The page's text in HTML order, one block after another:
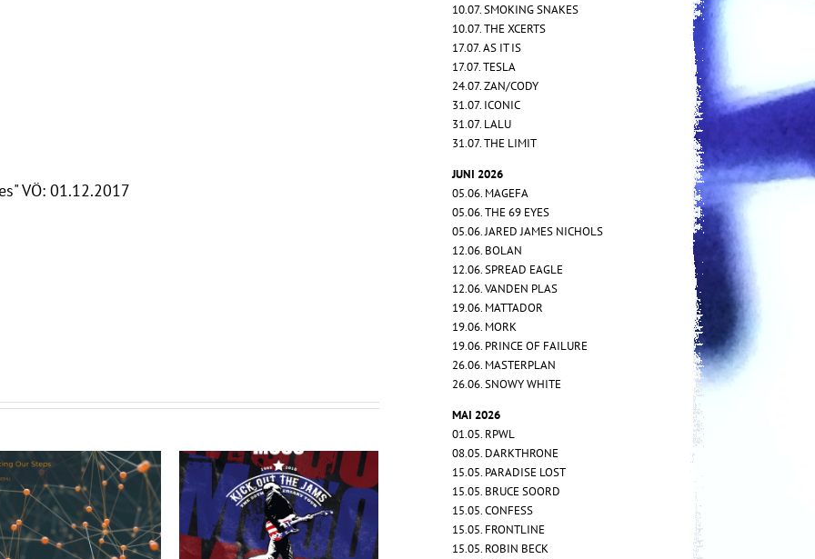
VÖ: 01.12.2017
10.07. SMOKING SNAKES
10.07. THE XCERTS
17.07. AS IT IS
17.07. TESLA
24.07. ZAN/CODY
31.07. ICONIC
31.07. LALU
31.07. THE LIMIT
JUNI 2026
05.06. MAGEFA
05.06. THE 69 EYES
05.06. JARED JAMES NICHOLS
12.06. BOLAN
12.06. SPREAD EAGLE
12.06. VANDEN PLAS
19.06. MATTADOR
19.06. MORK
19.06. PRINCE OF FAILURE
26.06. MASTERPLAN
26.06. SNOWY WHITE
MAI 2026
01.05. RPWL
08.05. DARKTHRONE
15.05. PARADISE LOST
15.05. BRUCE SOORD
15.05. CONFESS
15.05. FRONTLINE
15.05. ROBIN BECK